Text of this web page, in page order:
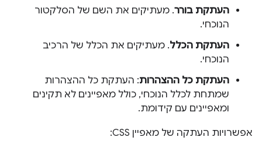
העתקת בורר. מעתיקים את השם של הסלקטור
הנוכחי.
העתקת הכלל. מעתיקים את הכלל של הרכיב
הנוכחי.
העתקת כל ההצהרות: העתקת כל ההצהרות
שמתחת לכלל הנוכחי, כולל מאפיינים לא תקינים
ומאפיינים עם קידומת.
אפשרויות העתקה של מאפיין CSS: